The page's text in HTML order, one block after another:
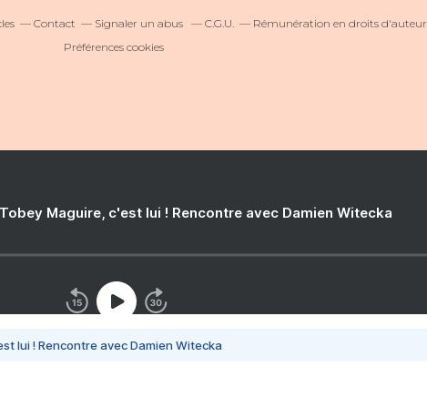
Contact Signaler un abus C.G.U. Rémunération en droits d'auteur
Préférences cookies
Maguire, c'est lui ! Rencontre avec Damien Witecka
lui ! Rencontre avec Damien Witecka